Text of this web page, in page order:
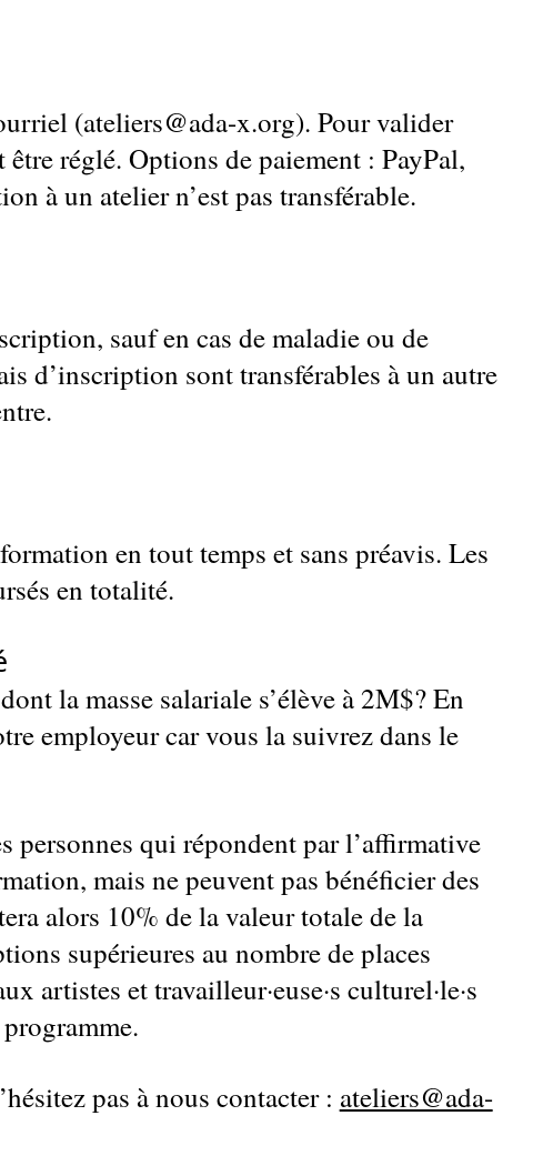
(ateliers@ada-x.org). Pour valider
réglé. Options de paiement : PayPal,
à un atelier n’est pas transférable.
sauf en cas de maladie ou de
d’inscription sont transférables à un autre
en tout temps et sans préavis. Les
en totalité.
la masse salariale s’élève à 2M$? En
employeur car vous la suivrez dans le
personnes qui répondent par l’affirmative
mais ne peuvent pas bénéficier des
alors 10% de la valeur totale de la
supérieures au nombre de places
artistes et travailleur·euse·s culturel·le·s
pas à nous contacter : ateliers@ada-